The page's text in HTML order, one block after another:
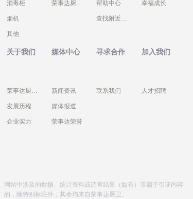
网站中涉及的数据、统计资料或调查结果（如有）等属于引证内容
的，除特别标注外，其余均来自荣事达厨卫。
消毒柜
烟机
其他
荣事达厨卫天猫店 帮助中心
查找附近门店
幸福成长
关于我们
荣事达厨卫简介
发展历程
企业实力
媒体中心
新闻资讯
媒体报道
荣事达荣誉
寻求合作
联系我们
加入我们
人才招聘